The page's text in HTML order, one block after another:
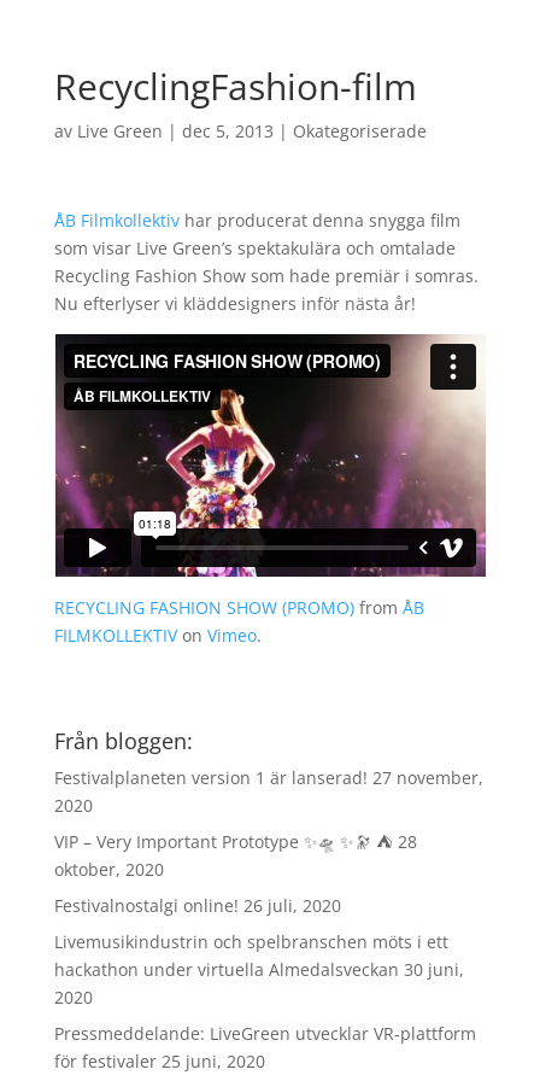
RecyclingFashion-film
av Live Green | dec 5, 2013 | Okategoriserade
ÅB Filmkollektivhar producerat denna snygga film
som visar Live Green’s spektakulära och omtalade
Recycling Fashion Show som hade premiär i somras.
Nu efterlyser vi kläddesigners inför nästa år!
RECYCLING FASHION SHOW (PROMO)from ÅB
FILMKOLLEKTIVon Vimeo.
Från bloggen:
Festivalplaneten version 1 är lanserad! 27 november,
2020
VIP – Very Important Prototype ✨🛸 ✨🔭 ⛺️ 28
oktober, 2020
Festivalnostalgi online! 26 juli, 2020
Livemusikindustrin och spelbranschen möts i ett
hackathon under virtuella Almedalsveckan 30 juni,
2020
Pressmeddelande: LiveGreen utvecklar VR-plattform
för festivaler 25 juni, 2020